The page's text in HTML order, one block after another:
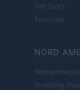
Pet Story
Encocina
NORD
Investing Plus